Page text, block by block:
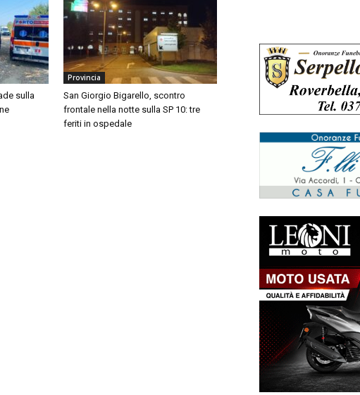
sulla
Provincia
San Giorgio Bigarello, scontro
frontale nella notte sulla SP 10: tre
feriti in ospedale